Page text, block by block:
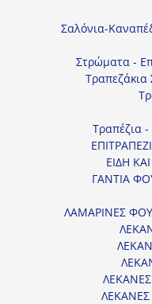
Σαλόνια-
Στρώματα -
Τραπεζάκια
Τραπέζια
ΕΙΔΗ
ΓΑΝΤΙΑ
ΛΑΜΑΡΙΝΕΣ